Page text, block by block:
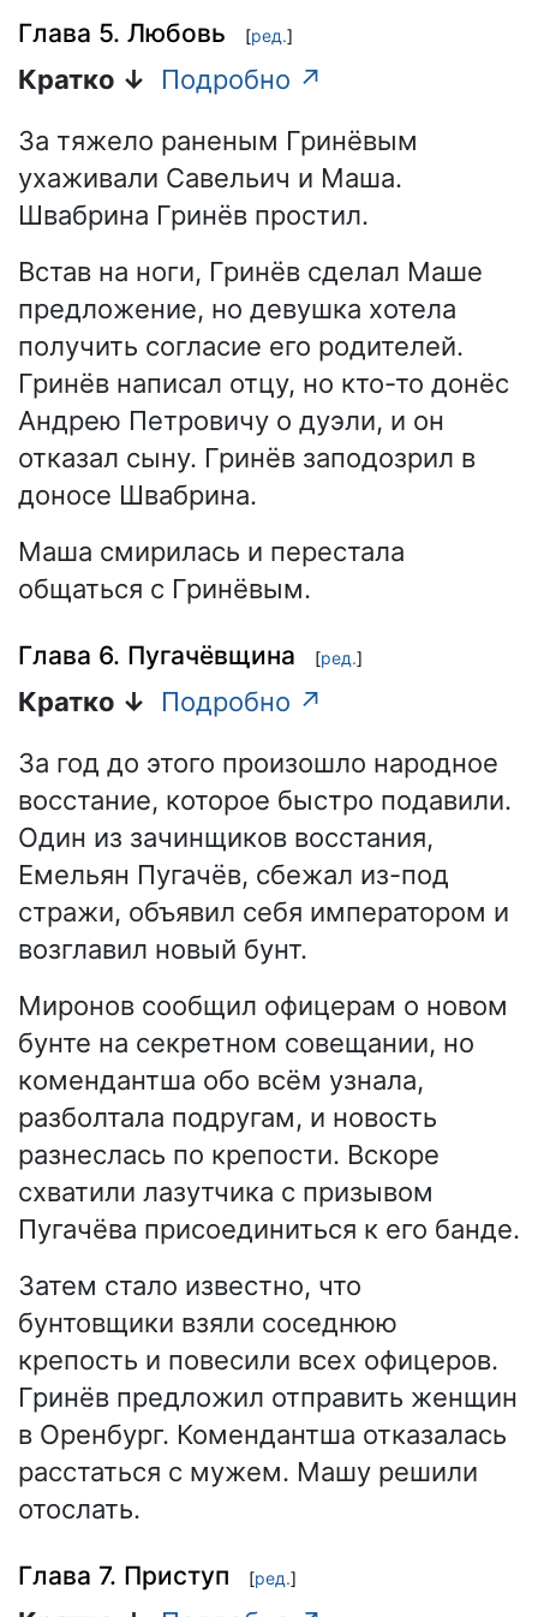
Глава 5. Любовь [ред.]
Кратко ↓
Подробно ↗
За тяжело раненым Гринёвым
ухаживали Савельич и Маша.
Швабрина Гринёв простил.
Встав на ноги, Гринёв сделал Маше
предложение, но девушка хотела
получить согласие его родителей.
Гринёв написал отцу, но кто-то донёс
Андрею Петровичу о дуэли, и он
отказал сыну. Гринёв заподозрил в
доносе Швабрина.
Маша смирилась и перестала
общаться с Гринёвым.
Глава 6. Пугачёвщина [ред.]
Кратко ↓
Подробно ↗
За год до этого произошло народное
восстание, которое быстро подавили.
Один из зачинщиков восстания,
Емельян Пугачёв, сбежал из-под
стражи, объявил себя императором и
возглавил новый бунт.
Миронов сообщил офицерам о новом
бунте на секретном совещании, но
комендантша обо всём узнала,
разболтала подругам, и новость
разнеслась по крепости. Вскоре
схватили лазутчика с призывом
Пугачёва присоединиться к его банде.
Затем стало известно, что
бунтовщики взяли соседнюю
крепость и повесили всех офицеров.
Гринёв предложил отправить женщин
в Оренбург. Комендантша отказалась
расстаться с мужем. Машу решили
отослать.
Глава 7. Приступ [ред.]